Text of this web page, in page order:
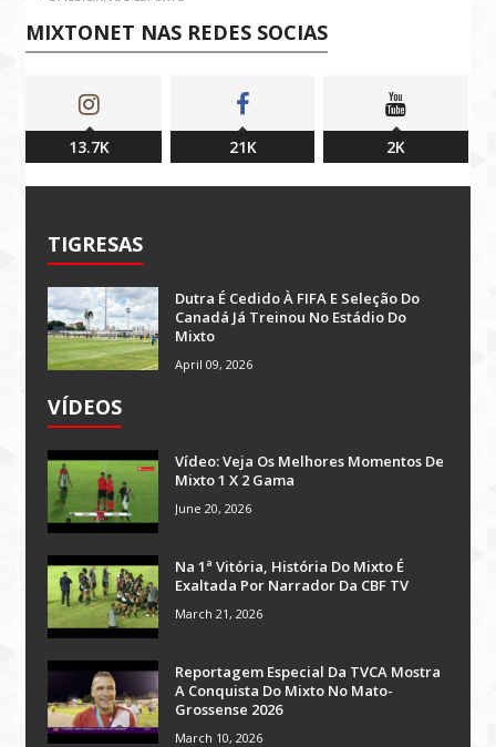
MIXTONET NAS REDES SOCIAS
13.7K 21K 2K
TIGRESAS
Dutra É Cedido À FIFA E Seleção Do
Canadá Já Treinou No Estádio Do
Mixto
April 09, 2026
VÍDEOS
Vídeo: Veja Os Melhores Momentos De
Mixto 1 X 2 Gama
June 20, 2026
Na 1ª Vitória, História Do Mixto É
Exaltada Por Narrador Da CBF TV
March 21, 2026
Reportagem Especial Da TVCA Mostra
A Conquista Do Mixto No Mato-
Grossense 2026
March 10, 2026